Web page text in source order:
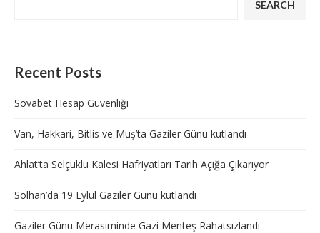
SEARCH
Recent Posts
Sovabet Hesap Güvenliği
Van, Hakkari, Bitlis ve Muş’ta Gaziler Günü kutlandı
Ahlat’ta Selçuklu Kalesi Hafriyatları Tarih Açığa Çıkarıyor
Solhan’da 19 Eylül Gaziler Günü kutlandı
Gaziler Günü Merasiminde Gazi Menteş Rahatsızlandı